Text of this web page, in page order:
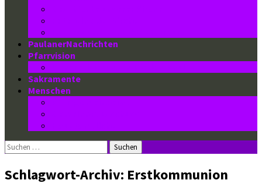
PaulanerNachrichten
Pfarrvision
Sakramente
Menschen
Suchen
nach:
Schlagwort-Archiv: Erstkommunion